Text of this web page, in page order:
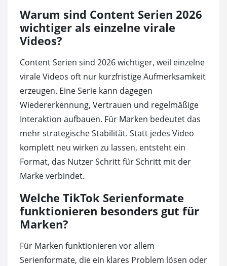
Warum sind Content Serien 2026
wichtiger als einzelne virale
Videos?
Content Serien sind 2026 wichtiger, weil einzelne
virale Videos oft nur kurzfristige Aufmerksamkeit
erzeugen. Eine Serie kann dagegen
Wiedererkennung, Vertrauen und regelmäßige
Interaktion aufbauen. Für Marken bedeutet das
mehr strategische Stabilität. Statt jedes Video
komplett neu wirken zu lassen, entsteht ein
Format, das Nutzer Schritt für Schritt mit der
Marke verbindet.
Welche TikTok Serienformate
funktionieren besonders gut für
Marken?
Für Marken funktionieren vor allem
Serienformate, die ein klares Problem lösen oder